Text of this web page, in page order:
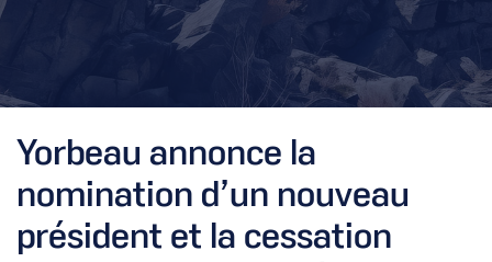
Yorbeau annonce la
nomination d’un nouveau
président et la cessation